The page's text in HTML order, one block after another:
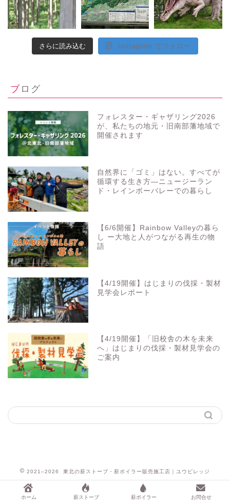
さらに読み込む Instagram でフォロー
ブログ
フォレスター・ギャザリング2026
が、私たちの地元・旧南部藩地域で
開催されます
自然界に「ゴミ」はない。すべてが
循環する生き方—ニュージーラン
ド・レインボーバレーでの暮らし
【6/6開催】Rainbow Valleyの暮ら
し ー大地と人がつながる再生の物
語
【4/19開催】はじまりの伐採・製材
見学会レポート
【4/19開催】「旧校舎の木を未来
へ」はじまりの伐採・製材見学会の
ご案内
2021–2026 東北の薪ストーブ・薪ボイラー販売施工店｜ユウビレッジ
ホーム 薪ストーブ 薪ボイラー お問合せ